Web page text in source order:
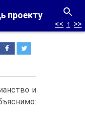
проекту
<< ↑ >>
и